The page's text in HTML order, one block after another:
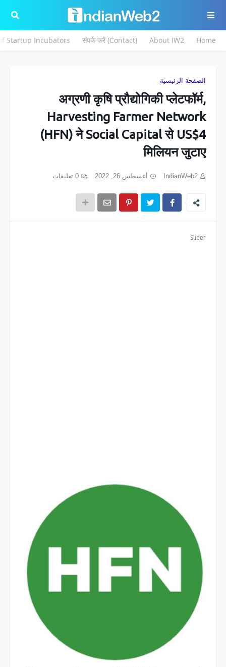
Home
About IW2
संपर्क करें (Contact)
Startup Incubators
الصفحة الرئيسية
अग्रणी कृषि प्रौद्योगिकी प्‍लेटफॉर्म,
Harvesting Farmer Network
(HFN) ने Social Capital से US$4
मिलियन जुटाए
IndianWeb2 أغسطس 26, 2022 0 تعليقات
Slider